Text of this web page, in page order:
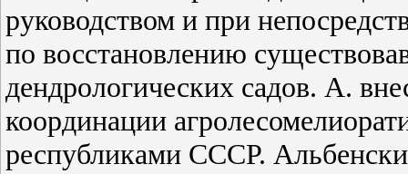
руководством и при
по восстановлению
дендрологических садов. А.
координации
республиками СССР.